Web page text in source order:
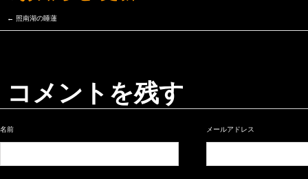
← 照南湖の睡蓮
コメントを残す
名前 メールアドレス